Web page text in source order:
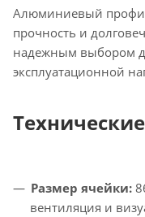
Алюминиевый
прочность и
надежным выбором
эксплуатационной
Размер ячейки:
вентиляция и